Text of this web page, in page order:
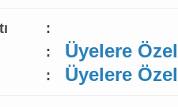
:
: Üyelere Özel
: Üyelere Özel